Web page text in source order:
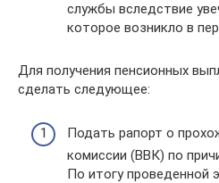
службы вследствие
которое возникло в
Для получения пенсионных
сделать следующее:
Подать рапорт о
комиссии (ВВК) по
По итогу проведенной